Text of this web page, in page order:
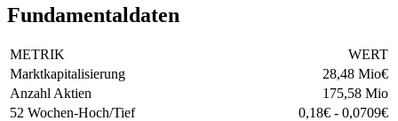
Fundamentaldaten
METRIK
WERT
Marktkapitalisierung
28,48 Mio€
Anzahl Aktien
175,58 Mio
52 Wochen-Hoch/Tief
0,18€ - 0,0709€